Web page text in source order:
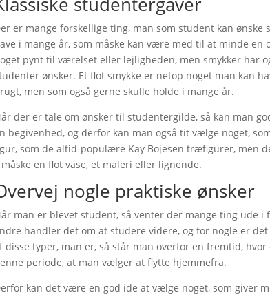
er mange forskellige ting, man som student kan
i mange år, som måske kan være med til at minde
pynt til værelset eller lejligheden, men smykker
ønsker. Et flot smykke er netop noget man kan
men som også gerne skulle holde i mange år.
der er tale om ønsker til studentergilde, så kan man
begivenhed, og derfor kan man også tit vælge noget,
som de altid-populære Kay Bojesen træfigurer, men
måske en flot vase, et maleri eller lignende.
nogle praktiske ønsker
man er blevet student, så venter der mange ting ude
handler det om at studere videre, og for nogle er
disse typer, man er, så står man overfor en fremtid,
periode, at man vælger at flytte hjemmefra.
kan det være en god ide at vælge noget, som giver